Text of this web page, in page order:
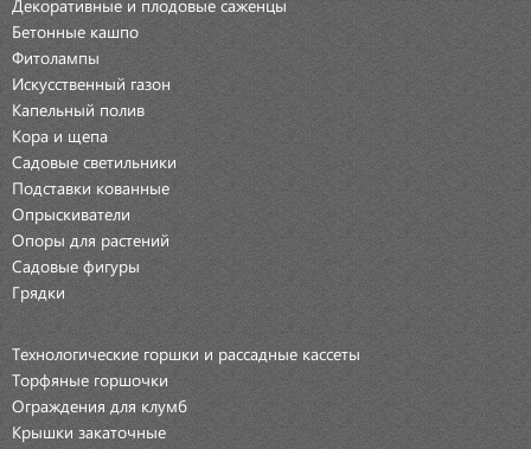
Декоративные и плодовые саженцы
Бетонные кашпо
Фитолампы
Искусственный газон
Капельный полив
Кора и щепа
Садовые светильники
Подставки кованные
Опрыскиватели
Опоры для растений
Садовые фигуры
Грядки
Технологические горшки и рассадные кассеты
Торфяные горшочки
Ограждения для клумб
Крышки закаточные